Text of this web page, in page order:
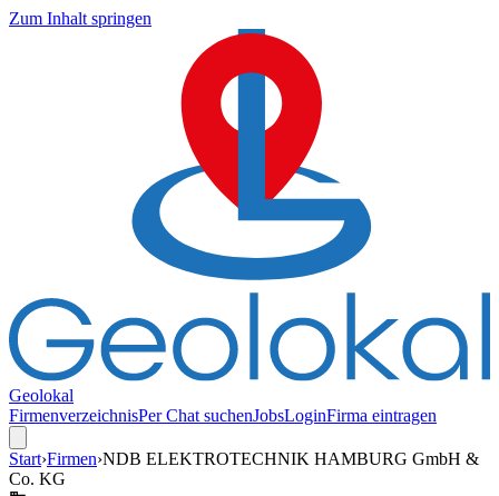
Zum Inhalt springen
Geolokal
FirmenverzeichnisPer Chat suchenJobsLoginFirma eintragen
Start›Firmen›NDB ELEKTROTECHNIK HAMBURG GmbH &
Co. KG